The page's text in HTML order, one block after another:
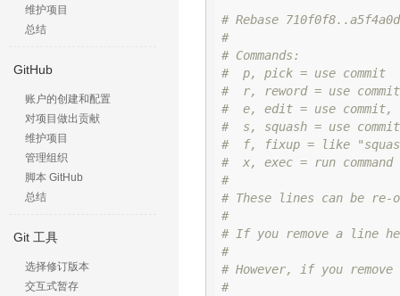
维护项目
总结
GitHub
账户的创建和配置
对项目做出贡献
维护项目
管理组织
脚本 GitHub
总结
Git 工具
选择修订版本
交互式暂存
# Rebase
#
# Commands:
#  p, pick = use commit
#  r, reword = use
#  e, edit = use commit,
#  s, squash = use
#  f, fixup = like
#  x, exec = run
#
# These lines can be re-
#
# If you remove a line here
#
# However, if you
#